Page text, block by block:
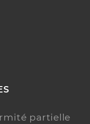
partielle